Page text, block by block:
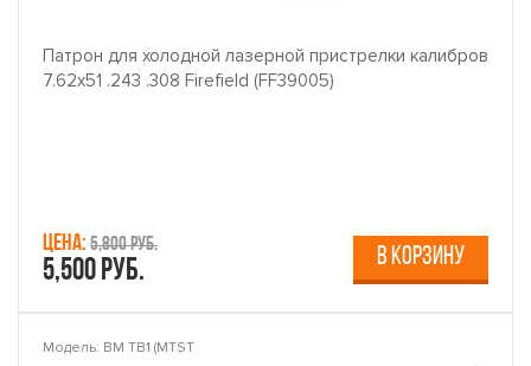
Патрон для холодной лазерной пристрелки калибров
7.62х51 .243 .308 Firefield (FF39005)
Цена: 5,800 руб.
5,500 руб. В КОРЗИНУ
Модель: BM TB1 (MTST